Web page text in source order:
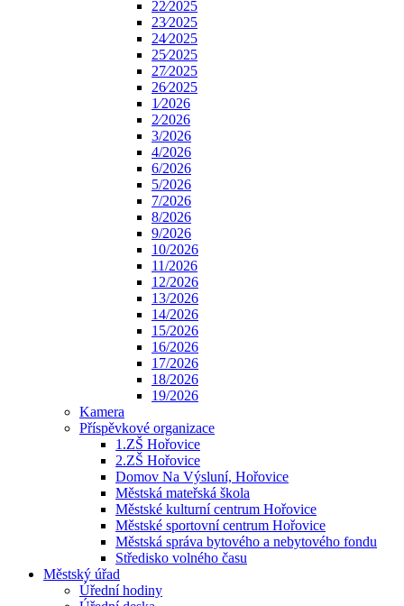
22⁄2025
23⁄2025
24⁄2025
25⁄2025
27⁄2025
26⁄2025
1⁄2026
2⁄2026
3/2026
4/2026
6/2026
5/2026
7/2026
8/2026
9/2026
10/2026
11/2026
12/2026
13/2026
14/2026
15/2026
16/2026
17/2026
18/2026
19/2026
Kamera
Příspěvkové organizace
1.ZŠ Hořovice
2.ZŠ Hořovice
Domov Na Výsluní, Hořovice
Městská mateřská škola
Městské kulturní centrum Hořovice
Městské sportovní centrum Hořovice
Městská správa bytového a nebytového fondu
Středisko volného času
Městský úřad
Úřední hodiny